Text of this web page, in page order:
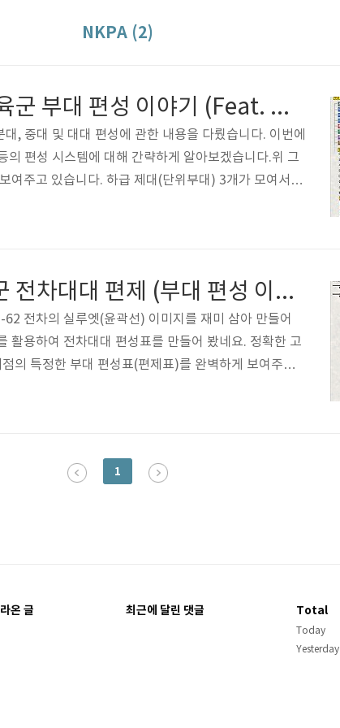
NKPA (2)
보병사단 여단 연대 등 육군 부대 편성 이야기 (Feat. 북한군 련대 및 사단 편제)
, 중대 및 대대 편성에 관한 내용을 다뤘습니다. 이번에
의 편성 시스템에 대해 간략하게 알아보겠습니다.위 그
여주고 있습니다. 하급 제대(단위부대) 3개가 모여서 상
개가 부속되는 형태입니다.파란색 네모는 각 부대를
대한민국 육군 및 북한군 전차대대 편제 (부대 편성 이야기)
전차의 실루엣(윤곽선) 이미지를 재미 삼아 만들어
활용하여 전차대대 편성표를 만들어 봤네요. 정확한 고
의 특정한 부대 편성표(편제표)를 완벽하게 보여주는
상의 이유 때문에 만약 알고 있다고 해도 그대로 기재
하고 호칭합니다. 그리고 전차로 이루어진 부대를 기갑
1
온 글 최근에 달린 댓글 Total
Today
Yesterday